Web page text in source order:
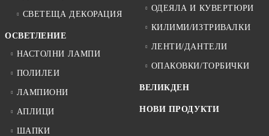
СВЕТЕЩА ДЕКОРАЦИЯ
ОСВЕТЛЕНИЕ
НАСТОЛНИ ЛАМПИ
ПОЛИЛЕИ
ЛАМПИОНИ
АПЛИЦИ
ШАПКИ
ОДЕЯЛА И КУВЕРТЮРИ
КИЛИМИ/ИЗТРИВАЛКИ
ЛЕНТИ/ДАНТЕЛИ
ОПАКОВКИ/ТОРБИЧКИ
ВЕЛИКДЕН
НОВИ ПРОДУКТИ